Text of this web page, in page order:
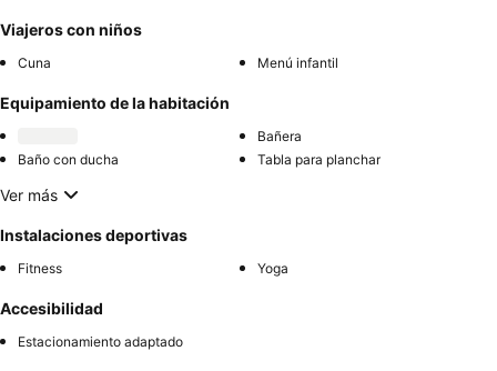
Viajeros con niños
Cuna Menú infantil
Equipamiento de la habitación
Bañera
Baño con ducha
Tabla para planchar
Ver más
Instalaciones deportivas
Fitness Yoga
Accesibilidad
Estacionamiento adaptado